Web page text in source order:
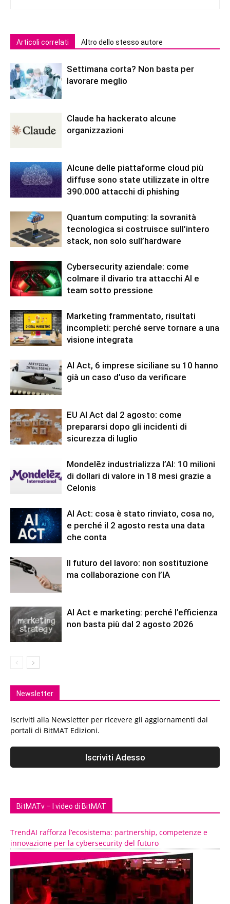
Articoli correlati Altro dello stesso autore
Settimana corta? Non basta per
lavorare meglio
Claude ha hackerato alcune
organizzazioni
Alcune delle piattaforme cloud più
diffuse sono state utilizzate in oltre
390.000 attacchi di phishing
Quantum computing: la sovranità
tecnologica si costruisce sull’intero
stack, non solo sull’hardware
Cybersecurity aziendale: come
colmare il divario tra attacchi AI e
team sotto pressione
Marketing frammentato, risultati
incompleti: perché serve tornare a una
visione integrata
AI Act, 6 imprese siciliane su 10 hanno
già un caso d’uso da verificare
EU AI Act dal 2 agosto: come
prepararsi dopo gli incidenti di
sicurezza di luglio
Mondelēz industrializza l’AI: 10 milioni
di dollari di valore in 18 mesi grazie a
Celonis
AI Act: cosa è stato rinviato, cosa no,
e perché il 2 agosto resta una data
che conta
Il futuro del lavoro: non sostituzione
ma collaborazione con l’IA
AI Act e marketing: perché l’efficienza
non basta più dal 2 agosto 2026
Newsletter
Iscriviti alla Newsletter per ricevere gli aggiornamenti dai
portali di BitMAT Edizioni.
BitMATv – I video di BitMAT
TrendAI rafforza l’ecosistema: partnership, competenze e
innovazione per la cybersecurity del futuro